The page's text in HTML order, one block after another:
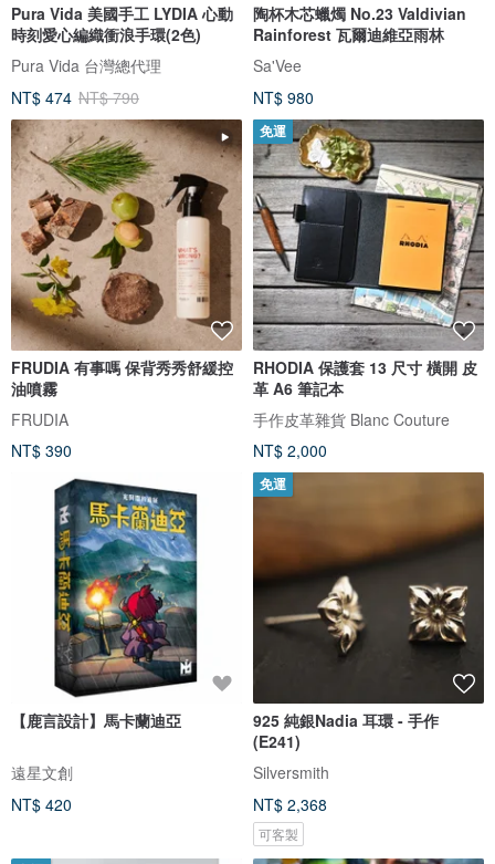
Pura Vida 美國手工 LYDIA 心動
時刻愛心編織衝浪手環(2色)
Pura Vida 台灣總代理
NT$ 474 NT$ 790
陶杯木芯蠟燭 No.23 Valdivian
Rainforest 瓦爾迪維亞雨林
Sa'Vee
NT$ 980
FRUDIA 有事嗎 保背秀秀舒緩控
油噴霧
FRUDIA
NT$ 390
免運
RHODIA 保護套 13 尺寸 橫開 皮
革 A6 筆記本
手作皮革雜貨 Blanc Couture
NT$ 2,000
【鹿言設計】馬卡蘭迪亞
遠星文創
NT$ 420
免運
925 純銀Nadia 耳環 - 手作
(E241)
Silversmith
NT$ 2,368
可客製